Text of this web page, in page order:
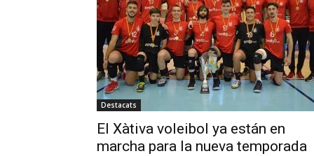
Destacats
El Xàtiva voleibol ya están en
marcha para la nueva temporada